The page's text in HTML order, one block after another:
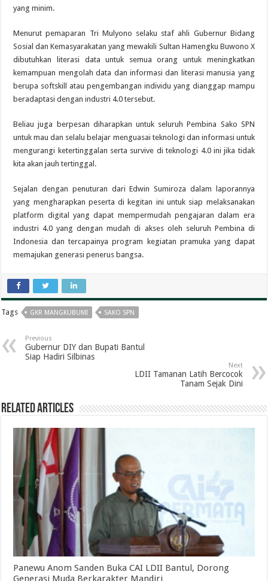
yang minim.
Menurut pemaparan Tri Mulyono selaku staf ahli Gubernur Bidang
Sosial dan Kemasyarakatan yang mewakili Sultan Hamengku Buwono X
dibutuhkan literasi data untuk semua orang untuk meningkatkan
kemampuan mengolah data dan informasi dan literasi manusia yang
berupa softskill atau pengembangan individu yang dianggap mampu
beradaptasi dengan industri 4.0 tersebut.
Beliau juga berpesan diharapkan untuk seluruh Pembina Sako SPN
untuk mau dan selalu belajar menguasai teknologi dan informasi untuk
mengurangi ketertinggalan serta survive di teknologi 4.0 ini jika tidak
kita akan jauh tertinggal.
Sejalan dengan penuturan dari Edwin Sumiroza dalam laporannya
yang mengharapkan peserta di kegitan ini untuk siap melaksanakan
platform digital yang dapat mempermudah pengajaran dalam era
industri 4.0 yang dengan mudah di akses oleh seluruh Pembina di
Indonesia dan tercapainya program kegiatan pramuka yang dapat
memajukan generasi penerus bangsa.
Tags GKR MANGKUBUMI SAKO SPN
Previous
Gubernur DIY dan Bupati Bantul
Siap Hadiri Silbinas
Next
LDII Tamanan Latih Bercocok
Tanam Sejak Dini
Related Articles
Panewu Anom Sanden Buka CAI LDII Bantul, Dorong
Generasi Muda Berkarakter Mandiri